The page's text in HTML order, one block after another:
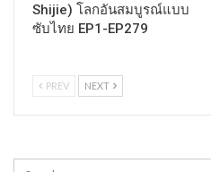
Shijie) โลกอันสมบูรณ์แบบ
ซับไทย EP1-EP279
PREV NEXT